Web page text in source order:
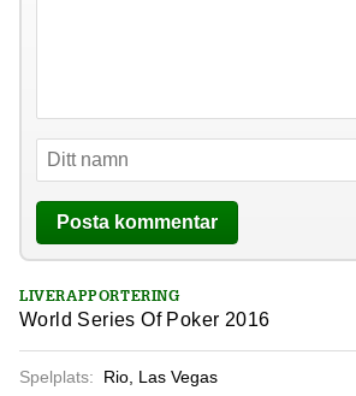
LIVERAPPORTERING
World Series Of Poker 2016
Spelplats:
Rio, Las Vegas